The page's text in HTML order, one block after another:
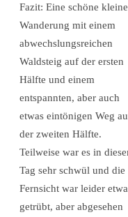
Fazit: Eine schöne kleine
Wanderung mit einem
abwechslungsreichen
Waldsteig auf der ersten
Hälfte und einem
entspannten, aber auch
etwas eintönigen Weg
der zweiten Hälfte.
Teilweise war es in
Tag sehr schwül und die
Fernsicht war leider
getrübt, aber abgesehen